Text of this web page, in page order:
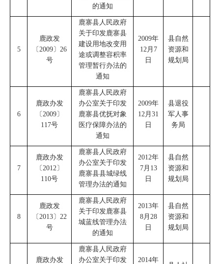
的通知
5
鹿政发
〔 2009〕 26
号
鹿寨县人民政府
关于印发鹿寨县
建设用地改变用
途或调整容积率
管理暂行办法的
通知
2009年
12月 7
日
县自然
资源和
规划局
6
鹿政办发
〔 2009〕
117号
鹿寨县人民政府
办公室关于印发
鹿寨县优抚对象
医疗保障办法的
通知
2009年
12月 31
日
县退役
军人事
务局
7
鹿政办发
〔 2012〕
110号
鹿寨县人民政府
办公室关于印发
鹿寨县县城绿线
管理办法的通知
2012年
7月 13
日
县自然
资源和
规划局
8
鹿政发
〔 2013〕 22
号
鹿寨县人民政府
关于印发鹿寨县
城蓝线管理办法
的通知
2013年
8月 28
日
县自然
资源和
规划局
鹿政办发
鹿寨县人民政府
办公室关于印发 2014年